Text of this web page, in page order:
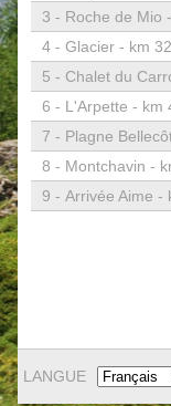
3 - Roche de Mio
4 - Glacier - km
5 - Chalet du
6 - L'Arpette - km
7 - Plagne
8 - Montchavin -
9 - Arrivée Aime -
LANGUE